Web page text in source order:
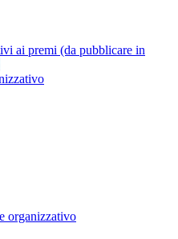
ai premi (da pubblicare in
organizzativo